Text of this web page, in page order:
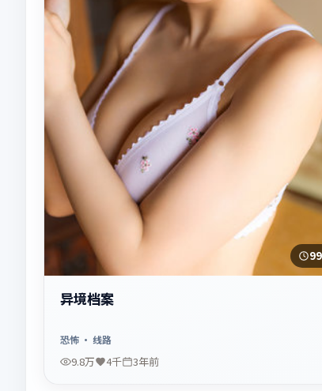
异境档案
恐怖· 线路
9.8万 4千 3年前